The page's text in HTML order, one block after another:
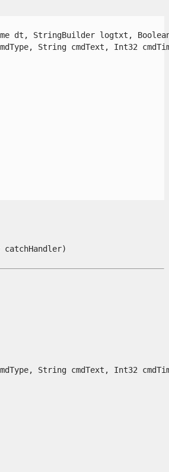
dt, StringBuilder logtxt,
String cmdText, Int32
catchHandler)
String cmdText, Int32